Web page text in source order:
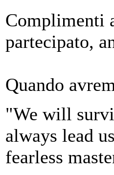
Complimenti
partecipato,
Quando
"We will
always lead
fearless